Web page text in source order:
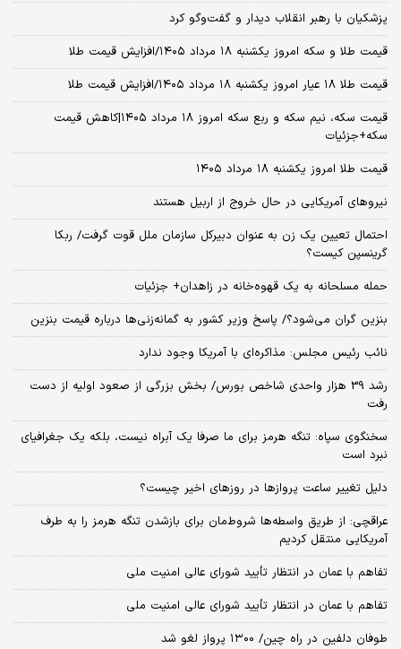
پزشکیان با رهبر انقلاب دیدار و گفت‌وگو کرد
قیمت طلا و سکه امروز یکشنبه ۱۸ مرداد ۱۴۰۵/افزایش قیمت طلا
قیمت طلا ۱۸ عیار امروز یکشنبه ۱۸ مرداد ۱۴۰۵/افزایش قیمت طلا
قیمت سکه، نیم سکه و ربع سکه امروز ۱۸ مرداد ۱۴۰۵|کاهش قیمت
سکه+جزئیات
قیمت طلا امروز یکشنبه ۱۸ مرداد ۱۴۰۵
نیروهای آمریکایی در حال خروج از اربیل هستند
احتمال تعیین یک زن به عنوان دبیرکل سازمان ملل قوت گرفت/ ربکا
گرینسپن کیست؟
حمله مسلحانه به یک قهوه‌خانه در زاهدان+ جزئیات
بنزین گران می‌شود؟/ پاسخ وزیر کشور به گمانه‌زنی‌ها درباره قیمت بنزین
نائب رئیس مجلس: مذاکره‌ای با آمریکا وجود ندارد
رشد 39 هزار واحدی شاخص بورس/ بخش بزرگی از صعود اولیه از دست
رفت
سخنگوی سپاه: تنگه هرمز برای ما صرفا یک آبراه نیست، بلکه یک جغرافیای
نبرد است
دلیل تغییر ساعت پروازها در روزهای اخیر چیست؟
عراقچی: از طریق واسطه‌ها شروط‌مان برای بازشدن تنگه هرمز را به طرف
آمریکایی منتقل کردیم
تفاهم با عمان در انتظار تأیید شورای عالی امنیت ملی
تفاهم با عمان در انتظار تأیید شورای عالی امنیت ملی
طوفان دلفین در راه چین/ ۱۳۰۰ پرواز لغو شد